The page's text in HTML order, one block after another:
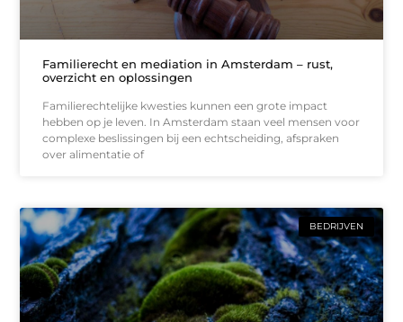
Familierecht en mediation in Amsterdam – rust,
overzicht en oplossingen
Familierechtelijke kwesties kunnen een grote impact
hebben op je leven. In Amsterdam staan veel mensen voor
complexe beslissingen bij een echtscheiding, afspraken
over alimentatie of
BEDRIJVEN